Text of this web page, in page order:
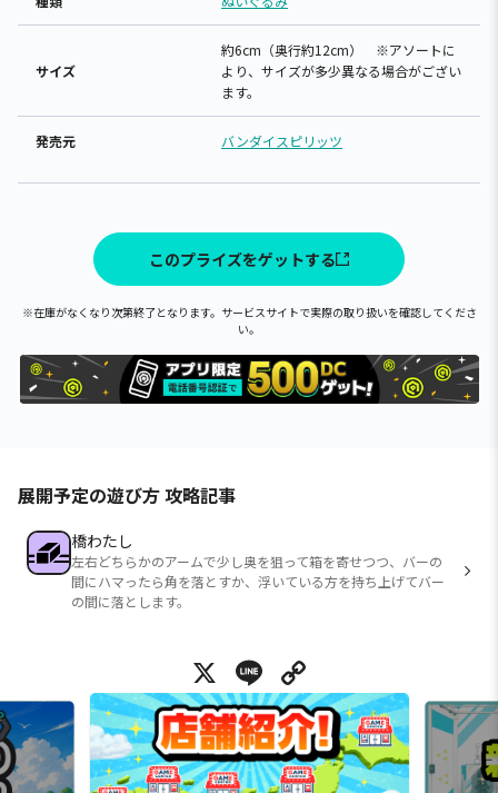
サイズ
約6cm（奥行約12cm） ※アソートに
より、サイズが多少異なる場合がござい
ます。
発売元 バンダイスピリッツ
このプライズをゲットする
※在庫がなくなり次第終了となります。サービスサイトで実際の取り扱いを確認してくださ
い。
展開予定の遊び方 攻略記事
橋わたし
左右どちらかのアームで少し奥を狙って箱を寄せつつ、バーの
間にハマったら角を落とすか、浮いている方を持ち上げてバー
の間に落とします。
X Line